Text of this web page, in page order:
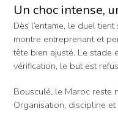
Un choc intense,
Dès l’entame, le duel
montre entreprenant et
tête bien ajusté. Le stade
vérification, le but est
Bousculé, le Maroc reste
Organisation, discipline